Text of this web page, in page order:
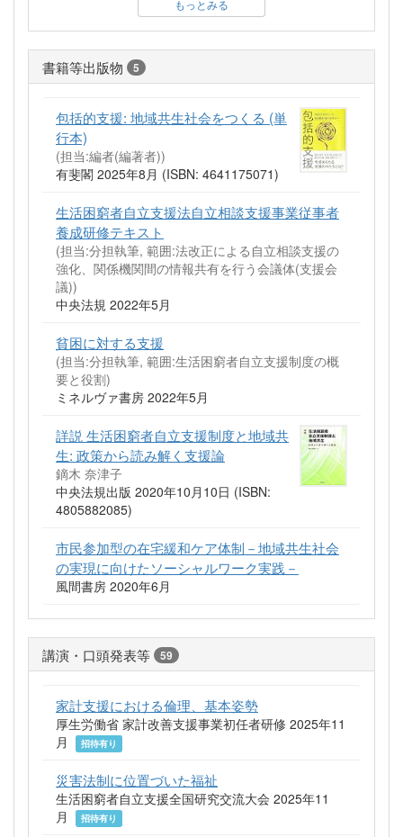
もっとみる
書籍等出版物 5
包括的支援: 地域共生社会をつくる (単
行本)
(担当:編者(編著者))
有斐閣 2025年8月 (ISBN: 4641175071)
生活困窮者自立支援法自立相談支援事業従事者
養成研修テキスト
(担当:分担執筆, 範囲:法改正による自立相談支援の
強化、関係機関間の情報共有を行う会議体(支援会
議))
中央法規 2022年5月
貧困に対する支援
(担当:分担執筆, 範囲:生活困窮者自立支援制度の概
要と役割)
ミネルヴァ書房 2022年5月
詳説 生活困窮者自立支援制度と地域共
生: 政策から読み解く支援論
鏑木 奈津子
中央法規出版 2020年10月10日 (ISBN:
4805882085)
市民参加型の在宅緩和ケア体制－地域共生社会
の実現に向けたソーシャルワーク実践－
風間書房 2020年6月
講演・口頭発表等 59
家計支援における倫理、基本姿勢
厚生労働省 家計改善支援事業初任者研修 2025年11
月
招待有り
災害法制に位置づいた福祉
生活困窮者自立支援全国研究交流大会 2025年11
月
招待有り